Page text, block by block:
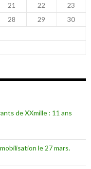
21 22
23
28 29
30
de XXmille : 11 ans
le 27 mars.